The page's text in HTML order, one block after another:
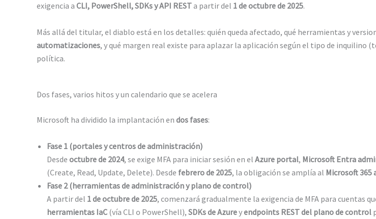
exigencia a CLI, PowerShell, SDKs y API RESTa partir del 1 de octubre de 2025.
Más allá del titular, el diablo está en los detalles: quién queda afectado, qué herramientas y
automatizaciones, y qué margen real existe para aplazar la aplicación según el tipo de
política.
Dos fases, varios hitos y un calendario que se acelera
Microsoft ha dividido la implantación en dos fases:
Fase 1 (portales y centros de administración)
Desde octubre de 2024, se exige MFA para iniciar sesión en el Azure portal, Microsoft Entra
(Create, Read, Update, Delete). Desde febrero de 2025, la obligación se amplía al Microsoft 365
Fase 2 (herramientas de administración y plano de control)
A partir del 1 de octubre de 2025, comenzará gradualmente la exigencia de MFA para cuentas
herramientas IaC (vía CLI o PowerShell), SDKs de Azureyendpoints REST del plano de control